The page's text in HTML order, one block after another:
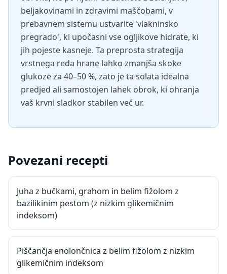
beljakovinami in zdravimi maščobami, v
prebavnem sistemu ustvarite 'vlakninsko
pregrado', ki upočasni vse ogljikove hidrate, ki
jih pojeste kasneje. Ta preprosta strategija
vrstnega reda hrane lahko zmanjša skoke
glukoze za 40–50 %, zato je ta solata idealna
predjed ali samostojen lahek obrok, ki ohranja
vaš krvni sladkor stabilen več ur.
Povezani recepti
Juha z bučkami, grahom in belim fižolom z
bazilikinim pestom (z nizkim glikemičnim
indeksom)
Piščančja enolončnica z belim fižolom z nizkim
glikemičnim indeksom